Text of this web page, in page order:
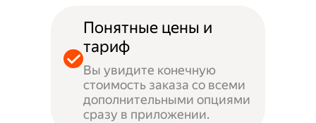
Понятные цены и
тариф
Вы увидите конечную
стоимость заказа со всеми
дополнительными опциями
сразу в приложении.